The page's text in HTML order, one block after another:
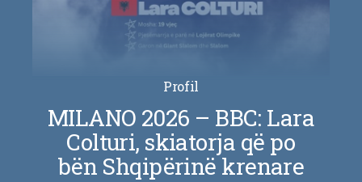
Profil
MILANO 2026 – BBC: Lara
Colturi, skiatorja që po
bën Shqipërinë krenare